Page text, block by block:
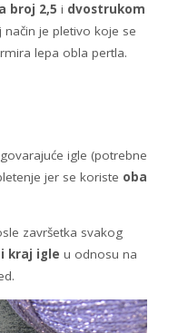
broj 2,5 i dvostrukom
način je pletivo koje se
lepa obla pertla.
igle (potrebne
jer se koriste oba
završetka svakog
kraj igle u odnosu na